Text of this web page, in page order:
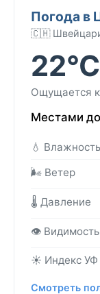
Погода в
🇨🇭
22°C
Ощущается
Местами
💧 Влажность
🌬️ Ветер
🌡️ Давление
👁️ Видимость
☀️ Индекс УФ
Смотреть